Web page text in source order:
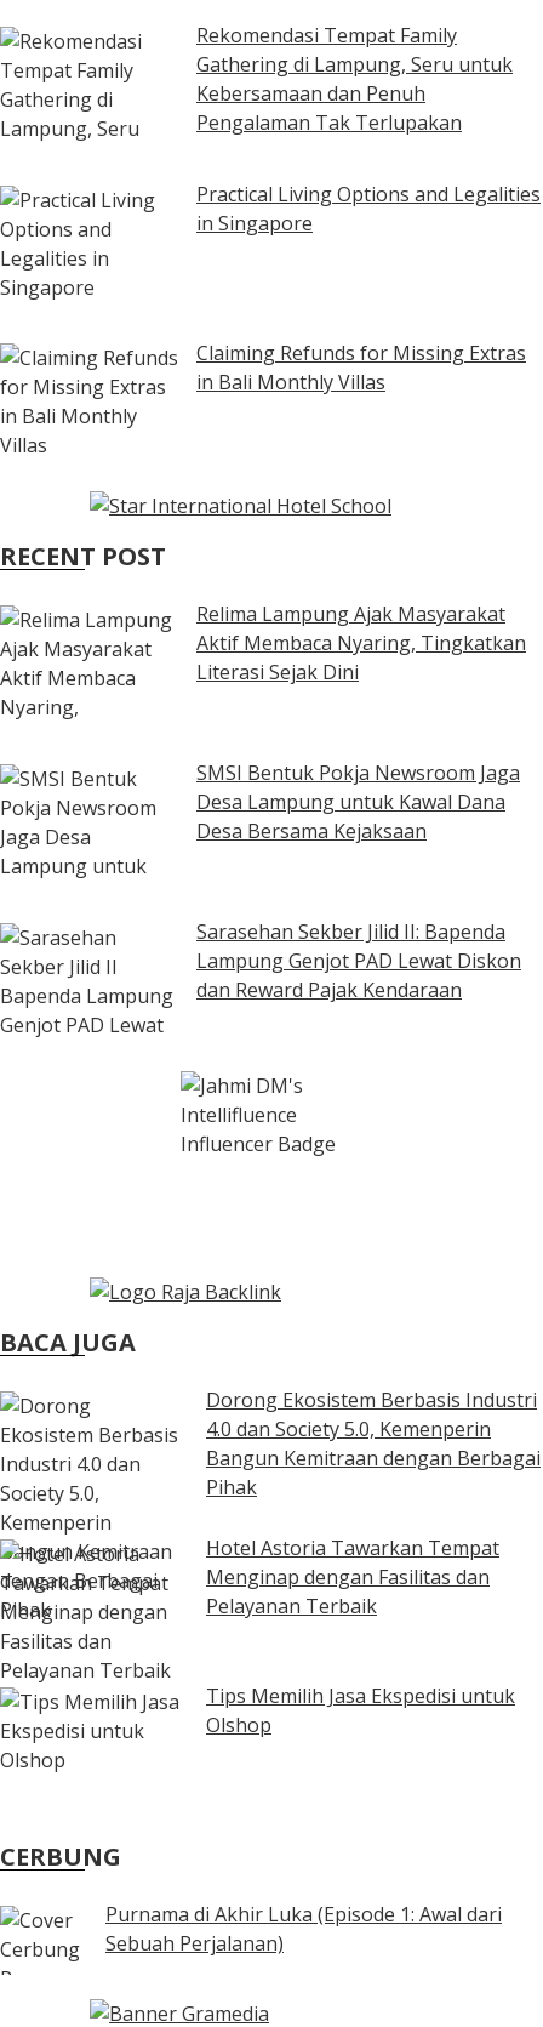
Rekomendasi Tempat Family
Gathering di Lampung, Seru untuk
Kebersamaan dan Penuh
Pengalaman Tak Terlupakan
Practical Living Options and Legalities
in Singapore
Claiming Refunds for Missing Extras
in Bali Monthly Villas
RECENT POST
Relima Lampung Ajak Masyarakat
Aktif Membaca Nyaring, Tingkatkan
Literasi Sejak Dini
SMSI Bentuk Pokja Newsroom Jaga
Desa Lampung untuk Kawal Dana
Desa Bersama Kejaksaan
Sarasehan Sekber Jilid II: Bapenda
Lampung Genjot PAD Lewat Diskon
dan Reward Pajak Kendaraan
BACA JUGA
Dorong Ekosistem Berbasis Industri
4.0 dan Society 5.0, Kemenperin
Bangun Kemitraan dengan Berbagai
Pihak
Hotel Astoria Tawarkan Tempat
Menginap dengan Fasilitas dan
Pelayanan Terbaik
Tips Memilih Jasa Ekspedisi untuk
Olshop
CERBUNG
Purnama di Akhir Luka (Episode 1: Awal dari
Sebuah Perjalanan)